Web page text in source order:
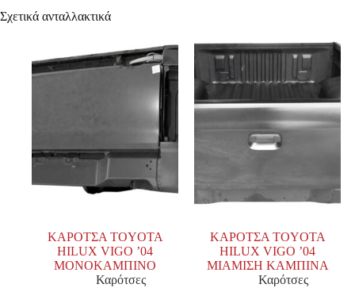
Σχετικά ανταλλακτικά
ΚΑΡΟΤΣΑ TOYOTA
HILUX VIGO ’04
ΜΟΝΟΚΑΜΠΙΝΟ
Καρότσες
ΚΑΡΟΤΣΑ TOYOTA
HILUX VIGO ’04
ΜΙΑΜΙΣΗ ΚΑΜΠΙΝΑ
Καρότσες